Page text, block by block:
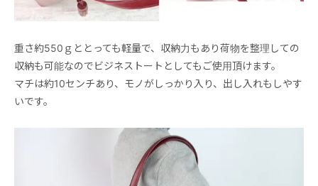
重さ約550ｇととっても軽量で、収納力もあり荷物を整理しての
収納も可能なのでビジネストートとしてもご使用頂けます。
マチは約10センチあり、モノがしっかり入り、出し入れもしやす
いです。